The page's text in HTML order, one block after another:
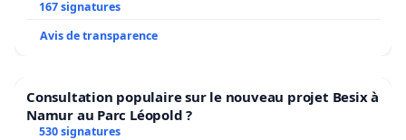
Bruxelles
167 signatures
Avis de transparence
Consultation populaire sur le nouveau projet Besix à
Namur au Parc Léopold ?
530 signatures